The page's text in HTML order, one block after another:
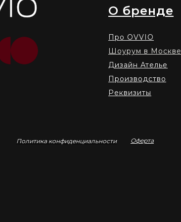
Про OVVIO
Шоурум в Москве
Дизайн Ателье
Производство
Реквизиты
О бренде
Политика конфиденциальности Оферта